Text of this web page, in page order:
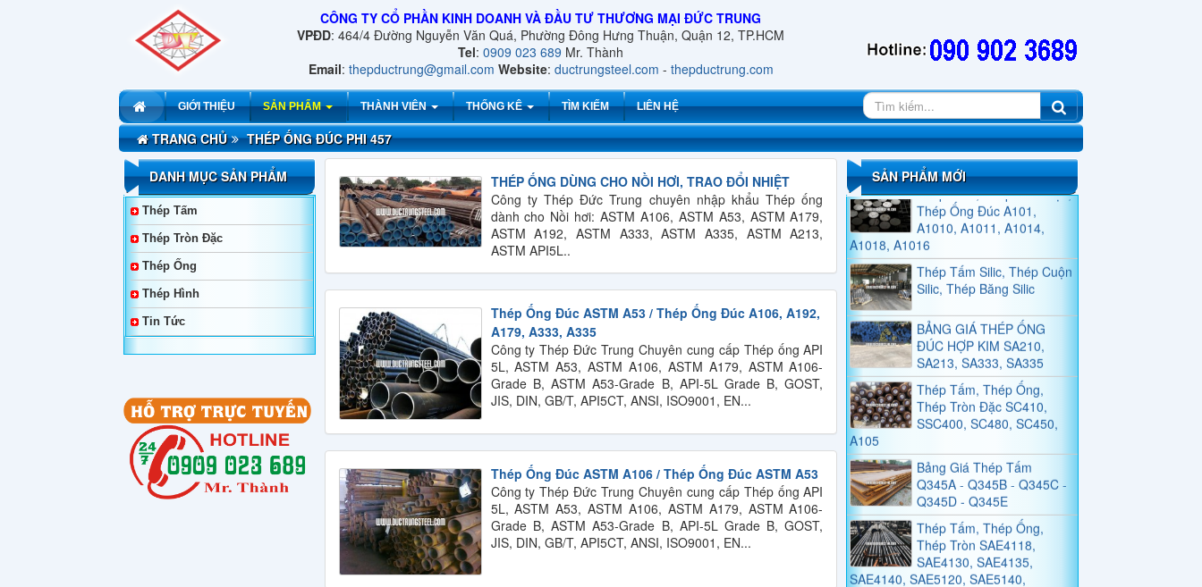
CÔNG TY CỔ PHẦN KINH DOANH VÀ ĐẦU TƯ THƯƠNG MẠI ĐỨC TRUNG
VPĐD: 464/4 Đường Nguyễn Văn Quá, Phường Đông Hưng Thuận, Quận 12, TP.HCM
Tel: 0909 023 689 Mr. Thành
Email: thepductrung@gmail.com Website: ductrungsteel.com - thepductrung.com
GIỚI THIỆU SẢN PHẨM THÀNH VIÊN THỐNG KÊ TÌM KIẾM LIÊN HỆ
TRANG CHỦ THÉP ỐNG ĐÚC PHI 457
THÉP ỐNG DÙNG CHO NỒI HƠI, TRAO ĐỔI NHIỆT
Công ty Thép Đức Trung chuyên nhập khẩu Thép ống
dành cho Nồi hơi: ASTM A106, ASTM A53, ASTM A179,
ASTM A192, ASTM A333, ASTM A335, ASTM A213,
ASTM API5L..
Thép Ống Đúc ASTM A53 / Thép Ống Đúc A106, A192,
A179, A333, A335
Công ty Thép Đức Trung Chuyên cung cấp Thép ống API
5L, ASTM A53, ASTM A106, ASTM A179, ASTM A106-
Grade B, ASTM A53-Grade B, API-5L Grade B, GOST,
JIS, DIN, GB/T, API5CT, ANSI, ISO9001, EN...
Thép Ống Đúc ASTM A106 / Thép Ống Đúc ASTM A53
Công ty Thép Đức Trung Chuyên cung cấp Thép ống API
5L, ASTM A53, ASTM A106, ASTM A179, ASTM A106-
Grade B, ASTM A53-Grade B, API-5L Grade B, GOST,
JIS, DIN, GB/T, API5CT, ANSI, ISO9001, EN...
SẢN PHẨM MỚI
QUY CÁCH THÉP HÌNH H
Thép Tấm, Thép Tròn Đặc,
Thép Ống Đúc A101,
A1010, A1011, A1014,
A1018, A1016
Thép Tấm Silic, Thép Cuộn
Silic, Thép Băng Silic
ĐÚC HỢP KIM SA210,
SA213, SA333, SA335
Thép Tấm, Thép Ống,
Thép Tròn Đặc SC410,
SSC400, SC480, SC450,
A105
Q345A - Q345B - Q345C -
Q345D - Q345E
Thép Tấm, Thép Ống,
Thép Tròn SAE4118,
SAE4130, SAE4135,
SAE4140, SAE5120, SAE5140,
SAE5145, SACM645
DANH MỤC SẢN PHẨM
Thép Tấm
Thép Tròn Đặc
Thép Ống
Thép Hình
Tin Tức